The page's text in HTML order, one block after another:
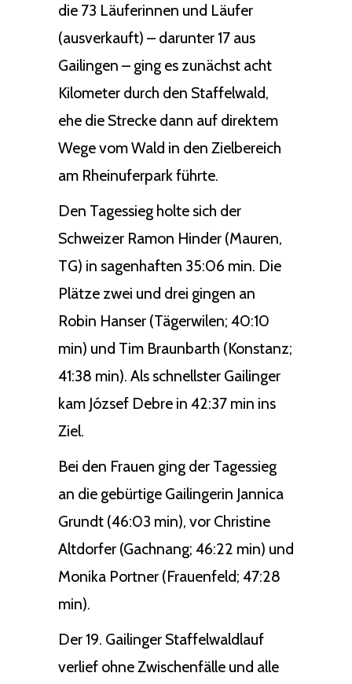
die 73 Läuferinnen und Läufer
(ausverkauft) – darunter 17 aus
Gailingen – ging es zunächst acht
Kilometer durch den Staffelwald,
ehe die Strecke dann auf direktem
Wege vom Wald in den Zielbereich
am Rheinuferpark führte.
Den Tagessieg holte sich der
Schweizer Ramon Hinder (Mauren,
TG) in sagenhaften 35:06 min. Die
Plätze zwei und drei gingen an
Robin Hanser (Tägerwilen; 40:10
min) und Tim Braunbarth (Konstanz;
41:38 min). Als schnellster Gailinger
kam József Debre in 42:37 min ins
Ziel.
Bei den Frauen ging der Tagessieg
an die gebürtige Gailingerin Jannica
Grundt (46:03 min), vor Christine
Altdorfer (Gachnang; 46:22 min) und
Monika Portner (Frauenfeld; 47:28
min).
Der 19. Gailinger Staffelwaldlauf
verlief ohne Zwischenfälle und alle